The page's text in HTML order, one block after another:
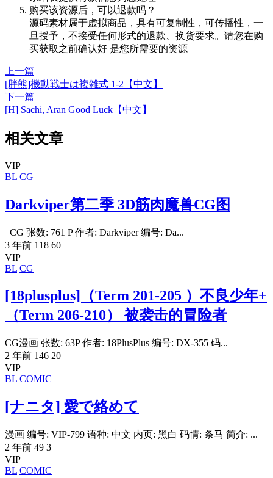
购买该资源后，可以退款吗？
源码素材属于虚拟商品，具有可复制性，可传播性，一
旦授予，不接受任何形式的退款、换货要求。请您在购
买获取之前确认好 是您所需要的资源
上一篇
[胖熊]機動戦士は複雑式 1-2【中文】
下一篇
[H] Sachi, Aran Good Luck【中文】
相关文章
VIP
BL CG
Darkviper第二季 3D筋肉魔兽CG图
CG 张数: 761 P 作者: Darkviper 编号: Da...
3 年前 118 60
VIP
BL CG
[18plusplus]（Term 201-205 ）不良少年+
（Term 206-210） 被袭击的冒险者
CG漫画 张数: 63P 作者: 18PlusPlus 编号: DX-355 码...
2 年前 146 20
VIP
BL COMIC
[ナニタ] 愛で絡めて
漫画 编号: VIP-799 语种: 中文 内页: 黑白 码情: 条马 简介: ...
2 年前 49 3
VIP
BL COMIC